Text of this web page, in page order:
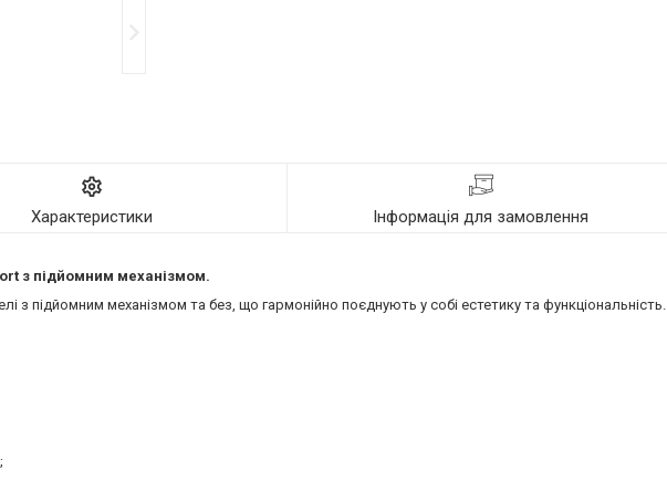
Характеристики Інформація для замовлення
з підйомним механізмом.
з підйомним механізмом та без, що гармонійно поєднують у собі естетику та функціональність.